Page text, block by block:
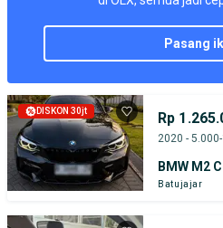
pasang
DISKON 30jt
2020 -
BMW M2
Batujajar